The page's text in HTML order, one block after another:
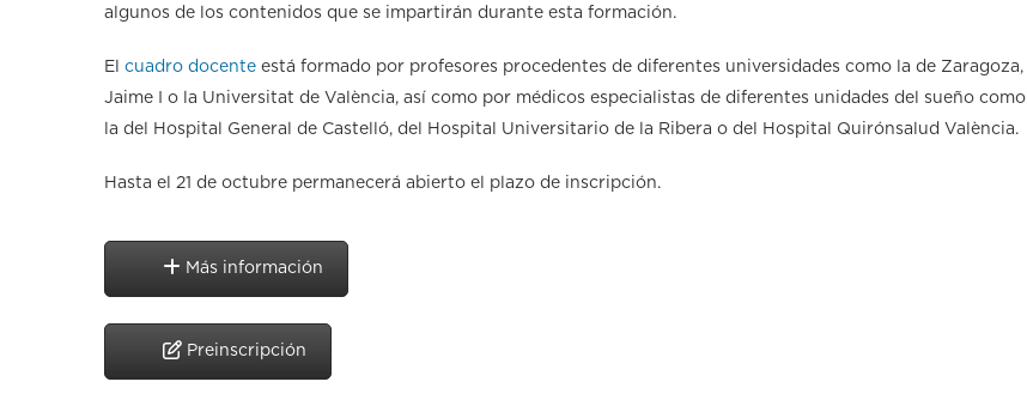
algunos de los contenidos que se impartirán durante esta formación.
El cuadro docente está formado por profesores procedentes de diferentes universidades como la de Zaragoza,
Jaime I o la Universitat de València, así como por médicos especialistas de diferentes unidades del sueño como
la del Hospital General de Castelló, del Hospital Universitario de la Ribera o del Hospital Quirónsalud València.
Hasta el 21 de octubre permanecerá abierto el plazo de inscripción.
Más información
Preinscripción